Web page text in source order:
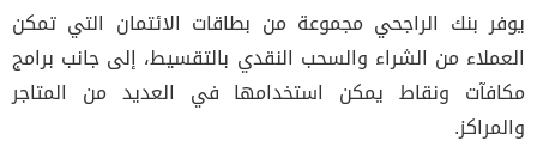
يوفر بنك الراجحي مجموعة من بطاقات الائتمان التي تمكن
العملاء من الشراء والسحب النقدي بالتقسيط، إلى جانب برامج
مكافآت ونقاط يمكن استخدامها في العديد من المتاجر
والمراكز.